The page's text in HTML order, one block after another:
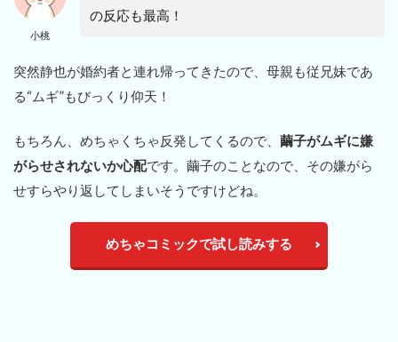
小桃
の反応も最高！
突然静也が婚約者と連れ帰ってきたので、母親も従兄妹であ
る“ムギ”もびっくり仰天！
もちろん、めちゃくちゃ反発してくるので、 繭子がムギに嫌
がらせされないか心配です。繭子のことなので、その嫌がら
せすらやり返してしまいそうですけどね。
めちゃコミックで試し読みする